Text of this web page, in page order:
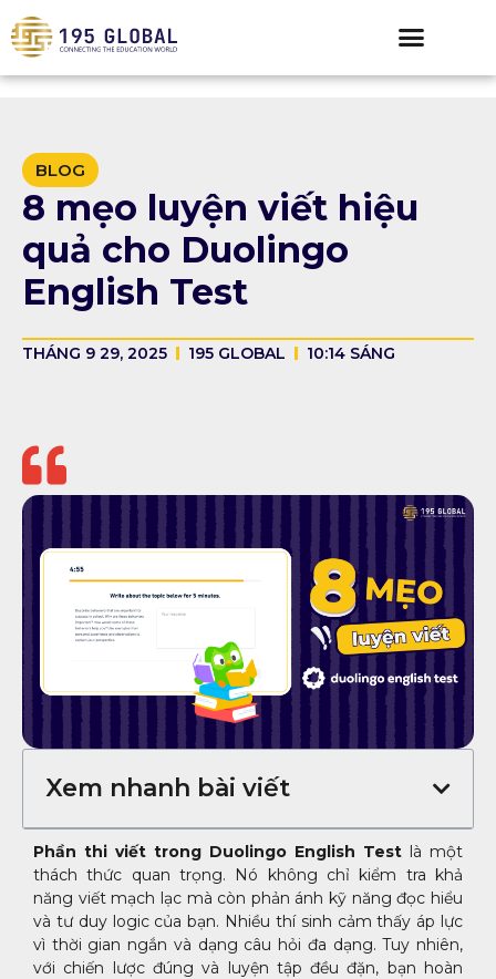
BLOG
8 mẹo luyện viết hiệu
quả cho Duolingo
English Test
THÁNG 9 29, 2025 195 GLOBAL 10:14 SÁNG
Xem nhanh bài viết
Phần thi viết trong Duolingo English Test là một
thách thức quan trọng. Nó không chỉ kiểm tra khả
năng viết mạch lạc mà còn phản ánh kỹ năng đọc hiểu
và tư duy logic của bạn. Nhiều thí sinh cảm thấy áp lực
vì thời gian ngắn và dạng câu hỏi đa dạng. Tuy nhiên,
với chiến lược đúng và luyện tập đều đặn, bạn hoàn